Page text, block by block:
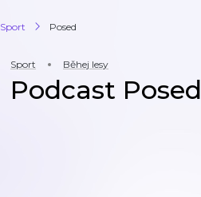
Sport Posed
Sport Běhej lesy
Podcast Posed